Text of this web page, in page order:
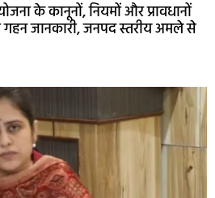
के कानूनों, नियमों और प्रावधानों
जानकारी, जनपद स्तरीय अमले से